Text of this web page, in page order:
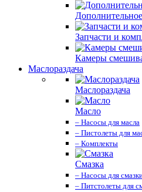
Запчасти и
Камеры
Маслораздача
Маслораздача
Масло
– Насосы для масла
– Пистолеты для
– Комплекты
Смазка
– Насосы для
– Питстолеты для